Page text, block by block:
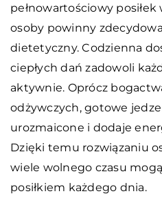
pełnowartościowy posiłek
osoby powinny
dietetyczny. Codzienna
ciepłych dań zadowoli
aktywnie. Oprócz
odżywczych, gotowe
urozmaicone i dodaje
Dzięki temu rozwiązaniu
wiele wolnego czasu
posiłkiem każdego dnia.